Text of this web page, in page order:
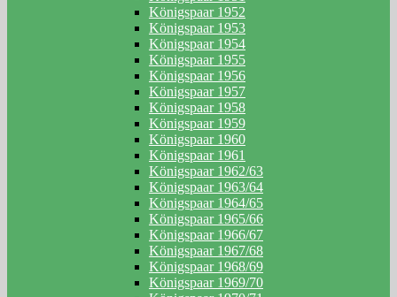
Königspaar 1952
Königspaar 1953
Königspaar 1954
Königspaar 1955
Königspaar 1956
Königspaar 1957
Königspaar 1958
Königspaar 1959
Königspaar 1960
Königspaar 1961
Königspaar 1962/63
Königspaar 1963/64
Königspaar 1964/65
Königspaar 1965/66
Königspaar 1966/67
Königspaar 1967/68
Königspaar 1968/69
Königspaar 1969/70